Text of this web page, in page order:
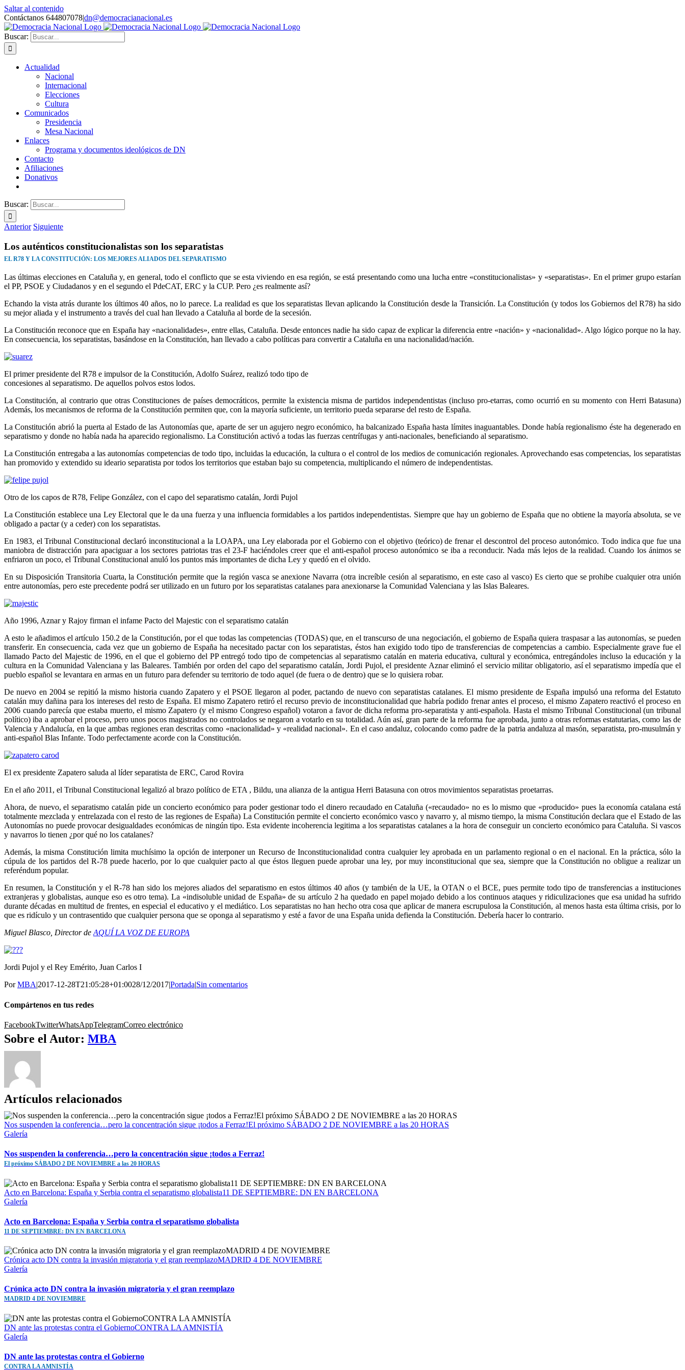
Saltar al contenido
Contáctanos 644807078|dn@democracianacional.es
Buscar:
Actualidad
Nacional
Internacional
Elecciones
Cultura
Comunicados
Presidencia
Mesa Nacional
Enlaces
Programa y documentos ideológicos de DN
Contacto
Afiliaciones
Donativos
Buscar:
Anterior Siguiente
Los auténticos constitucionalistas son los separatistas
EL R78 Y LA CONSTITUCIÓN: LOS MEJORES ALIADOS DEL SEPARATISMO
Las últimas elecciones en Cataluña y, en general, todo el conflicto que se esta viviendo en esa región, se está presentando como una lucha entre «constitucionalistas» y «separatistas». En el primer grupo estarían
el PP, PSOE y Ciudadanos y en el segundo el PdeCAT, ERC y la CUP. Pero ¿es realmente así?
Echando la vista atrás durante los últimos 40 años, no lo parece. La realidad es que los separatistas llevan aplicando la Constitución desde la Transición. La Constitución (y todos los Gobiernos del R78) ha sido
su mejor aliada y el instrumento a través del cual han llevado a Cataluña al borde de la secesión.
La Constitución reconoce que en España hay «nacionalidades», entre ellas, Cataluña. Desde entonces nadie ha sido capaz de explicar la diferencia entre «nación» y «nacionalidad». Algo lógico porque no la hay.
En consecuencia, los separatistas, basándose en la Constitución, han llevado a cabo políticas para convertir a Cataluña en una nacionalidad/nación.
El primer presidente del R78 e impulsor de la Constitución, Adolfo Suárez, realizó todo tipo de
concesiones al separatismo. De aquellos polvos estos lodos.
La Constitución, al contrario que otras Constituciones de países democráticos, permite la existencia misma de partidos independentistas (incluso pro-etarras, como ocurrió en su momento con Herri Batasuna)
Además, los mecanismos de reforma de la Constitución permiten que, con la mayoría suficiente, un territorio pueda separarse del resto de España.
La Constitución abrió la puerta al Estado de las Autonomías que, aparte de ser un agujero negro económico, ha balcanizado España hasta límites inaguantables. Donde había regionalismo éste ha degenerado en
separatismo y donde no había nada ha aparecido regionalismo. La Constitución activó a todas las fuerzas centrífugas y anti-nacionales, beneficiando al separatismo.
La Constitución entregaba a las autonomías competencias de todo tipo, incluidas la educación, la cultura o el control de los medios de comunicación regionales. Aprovechando esas competencias, los separatistas
han promovido y extendido su ideario separatista por todos los territorios que estaban bajo su competencia, multiplicando el número de independentistas.
Otro de los capos de R78, Felipe González, con el capo del separatismo catalán, Jordi Pujol
La Constitución establece una Ley Electoral que le da una fuerza y una influencia formidables a los partidos independentistas. Siempre que hay un gobierno de España que no obtiene la mayoría absoluta, se ve
obligado a pactar (y a ceder) con los separatistas.
En 1983, el Tribunal Constitucional declaró inconstitucional a la LOAPA, una Ley elaborada por el Gobierno con el objetivo (teórico) de frenar el descontrol del proceso autonómico. Todo indica que fue una
maniobra de distracción para apaciguar a los sectores patriotas tras el 23-F haciéndoles creer que el anti-español proceso autonómico se iba a reconducir. Nada más lejos de la realidad. Cuando los ánimos se
enfriaron un poco, el Tribunal Constitucional anuló los puntos más importantes de dicha Ley y quedó en el olvido.
En su Disposición Transitoria Cuarta, la Constitución permite que la región vasca se anexione Navarra (otra increíble cesión al separatismo, en este caso al vasco) Es cierto que se prohibe cualquier otra unión
entre autonomías, pero este precedente podrá ser utilizado en un futuro por los separatistas catalanes para anexionarse la Comunidad Valenciana y las Islas Baleares.
Año 1996, Aznar y Rajoy firman el infame Pacto del Majestic con el separatismo catalán
A esto le añadimos el artículo 150.2 de la Constitución, por el que todas las competencias (TODAS) que, en el transcurso de una negociación, el gobierno de España quiera traspasar a las autonomías, se pueden
transferir. En consecuencia, cada vez que un gobierno de España ha necesitado pactar con los separatistas, éstos han exigido todo tipo de transferencias de competencias a cambio. Especialmente grave fue el
llamado Pacto del Majestic de 1996, en el que el gobierno del PP entregó todo tipo de competencias al separatismo catalán en materia educativa, cultural y económica, entregándoles incluso la educación y la
cultura en la Comunidad Valenciana y las Baleares. También por orden del capo del separatismo catalán, Jordi Pujol, el presidente Aznar eliminó el servicio militar obligatorio, así el separatismo impedía que el
pueblo español se levantara en armas en un futuro para defender su territorio de todo aquel (de fuera o de dentro) que se lo quisiera robar.
De nuevo en 2004 se repitió la mismo historia cuando Zapatero y el PSOE llegaron al poder, pactando de nuevo con separatistas catalanes. El mismo presidente de España impulsó una reforma del Estatuto
catalán muy dañina para los intereses del resto de España. El mismo Zapatero retiró el recurso previo de inconstitucionalidad que habría podido frenar antes el proceso, el mismo Zapatero reactivó el proceso en
2006 cuando parecía que estaba muerto, el mismo Zapatero (y el mismo Congreso español) votaron a favor de dicha reforma pro-separatista y anti-española. Hasta el mismo Tribunal Constitucional (un tribunal
político) iba a aprobar el proceso, pero unos pocos magistrados no controlados se negaron a votarlo en su totalidad. Aún así, gran parte de la reforma fue aprobada, junto a otras reformas estatutarias, como las de
Valencia y Andalucía, en la que ambas regiones eran descritas como «nacionalidad» y «realidad nacional». En el caso andaluz, colocando como padre de la patria andaluza al masón, separatista, pro-musulmán y
anti-español Blas Infante. Todo perfectamente acorde con la Constitución.
El ex presidente Zapatero saluda al líder separatista de ERC, Carod Rovira
En el año 2011, el Tribunal Constitucional legalizó al brazo político de ETA , Bildu, una alianza de la antigua Herri Batasuna con otros movimientos separatistas proetarras.
Ahora, de nuevo, el separatismo catalán pide un concierto económico para poder gestionar todo el dinero recaudado en Cataluña («recaudado» no es lo mismo que «producido» pues la economía catalana está
totalmente mezclada y entrelazada con el resto de las regiones de España) La Constitución permite el concierto económico vasco y navarro y, al mismo tiempo, la misma Constitución declara que el Estado de las
Autonomías no puede provocar desigualdades económicas de ningún tipo. Esta evidente incoherencia legitima a los separatistas catalanes a la hora de conseguir un concierto económico para Cataluña. Si vascos
y navarros lo tienen ¿por qué no los catalanes?
Además, la misma Constitución limita muchísimo la opción de interponer un Recurso de Inconstitucionalidad contra cualquier ley aprobada en un parlamento regional o en el nacional. En la práctica, sólo la
cúpula de los partidos del R-78 puede hacerlo, por lo que cualquier pacto al que éstos lleguen puede aprobar una ley, por muy inconstitucional que sea, siempre que la Constitución no obligue a realizar un
referéndum popular.
En resumen, la Constitución y el R-78 han sido los mejores aliados del separatismo en estos últimos 40 años (y también de la UE, la OTAN o el BCE, pues permite todo tipo de transferencias a instituciones
extranjeras y globalistas, aunque eso es otro tema). La «indisoluble unidad de España» de su artículo 2 ha quedado en papel mojado debido a los continuos ataques y ridiculizaciones que esa unidad ha sufrido
durante décadas en multitud de frentes, en especial el educativo y el mediático. Los separatistas no han hecho otra cosa que aplicar de manera escrupulosa la Constitución, al menos hasta esta última crisis, por lo
que es ridículo y un contrasentido que cualquier persona que se oponga al separatismo y esté a favor de una España unida defienda la Constitución. Debería hacer lo contrario.
Miguel Blasco, Director deAQUÍ LA VOZ DE EUROPA
Jordi Pujol y el Rey Emérito, Juan Carlos I
PorMBA|2017-12-28T21:05:28+01:0028/12/2017|Portada|Sin comentarios
Compártenos en tus redes
FacebookTwitterWhatsAppTelegramCorreo electrónico
Sobre el Autor: MBA
Artículos relacionados
Nos suspenden la conferencia…pero la concentración sigue ¡todos a Ferraz!El próximo SÁBADO 2 DE NOVIEMBRE a las 20 HORAS
Galería
Nos suspenden la conferencia…pero la concentración sigue ¡todos a Ferraz!
El próximo SÁBADO 2 DE NOVIEMBRE a las 20 HORAS
Acto en Barcelona: España y Serbia contra el separatismo globalista11 DE SEPTIEMBRE: DN EN BARCELONA
Galería
Acto en Barcelona: España y Serbia contra el separatismo globalista
11 DE SEPTIEMBRE: DN EN BARCELONA
Crónica acto DN contra la invasión migratoria y el gran reemplazoMADRID 4 DE NOVIEMBRE
Galería
Crónica acto DN contra la invasión migratoria y el gran reemplazo
MADRID 4 DE NOVIEMBRE
DN ante las protestas contra el GobiernoCONTRA LA AMNISTÍA
Galería
DN ante las protestas contra el Gobierno
CONTRA LA AMNISTÍA